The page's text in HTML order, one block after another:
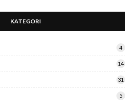
KATEGORI
4
14
31
5